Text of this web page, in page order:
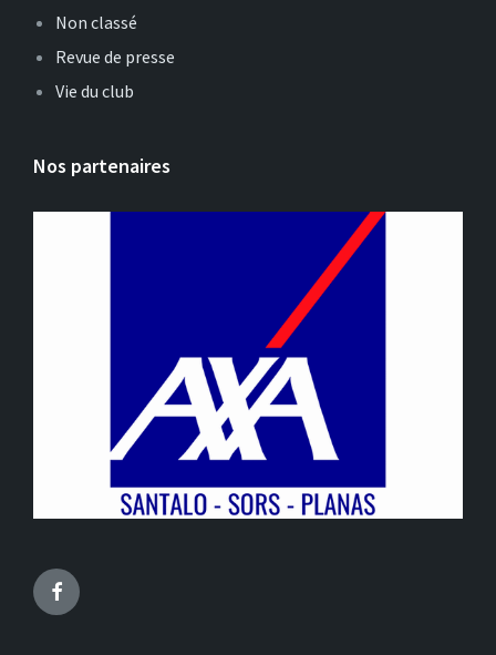
Non classé
Revue de presse
Vie du club
Nos partenaires
Facebook